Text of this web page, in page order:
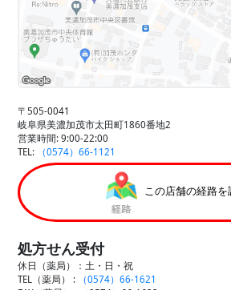
〒505-0041
岐阜県美濃加茂市太田町1860番地2
営業時間: 9:00-22:00
TEL:
（0574）66-1121
この店舗の経路を
処方せん受付
休日（薬局）：土・日・祝
TEL（薬局） :
（0574）66-1621